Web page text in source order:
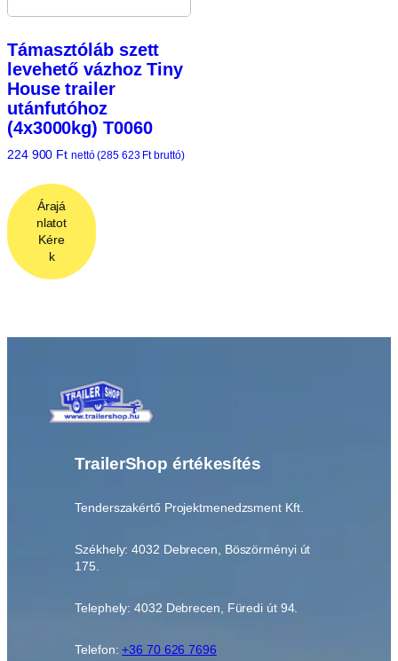
Támasztóláb szett
levehető vázhoz Tiny
House trailer
utánfutóhoz
(4x3000kg) T0060
224 900 Ft nettó (285 623 Ftbruttó)
Árajá
nlatot
Kére
k
TrailerShop értékesítés
Tenderszakértő Projektmenedzsment Kft.
Székhely: 4032 Debrecen, Böszörményi út
175.
Telephely: 4032 Debrecen, Füredi út 94.
Telefon:+36 70 626 7696